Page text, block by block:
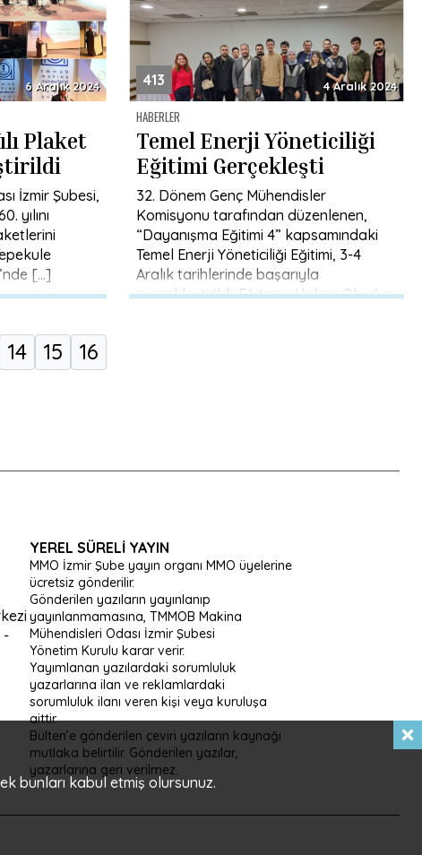
6 Aralık 2024
Plaket
İzmir Şubesi,
yılını
[…]
413 4 Aralık 2024
HABERLER
Temel Enerji Yöneticiliği
Eğitimi Gerçekleşti
32. Dönem Genç Mühendisler
Komisyonu tarafından düzenlenen,
“Dayanışma Eğitimi 4” kapsamındaki
Temel Enerji Yöneticiliği Eğitimi, 3-4
Aralık tarihlerinde başarıyla
gerçekleştirildi. Eğitmen Hakan Okur’un
14 15 16
-
YEREL SÜRELI YAYIN
MMO İzmir Şube yayın organı MMO üyelerine
ücretsiz gönderilir.
Gönderilen yazıların yayınlanıp
yayınlanmamasına, TMMOB Makina
Mühendisleri Odası İzmir Şubesi
Yönetim Kurulu karar verir.
Yayımlanan yazılardaki sorumluluk
yazarlarına ilan ve reklamlardaki
sorumluluk ilanı veren kişi veya kuruluşa
aittir.
Bülten’e gönderilen çeviri yazıların kaynağı
mutlaka belirtilir. Gönderilen yazılar,
yazarlarına geri verilmez.
bunları kabul etmiş olursunuz.